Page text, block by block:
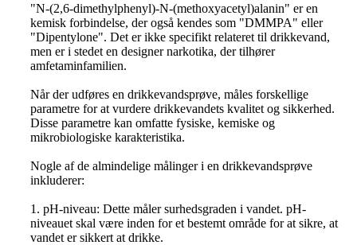
"N-(2,6-dimethylphenyl)-N-(methoxyacetyl)alanin" er en
kemisk forbindelse, der også kendes som "DMMPA" eller
"Dipentylone". Det er ikke specifikt relateret til drikkevand,
men er i stedet en designer narkotika, der tilhører
amfetaminfamilien.
Når der udføres en drikkevandsprøve, måles forskellige
parametre for at vurdere drikkevandets kvalitet og sikkerhed.
Disse parametre kan omfatte fysiske, kemiske og
mikrobiologiske karakteristika.
Nogle af de almindelige målinger i en drikkevandsprøve
inkluderer:
1. pH-niveau: Dette måler surhedsgraden i vandet. pH-
niveauet skal være inden for et bestemt område for at sikre, at
vandet er sikkert at drikke.